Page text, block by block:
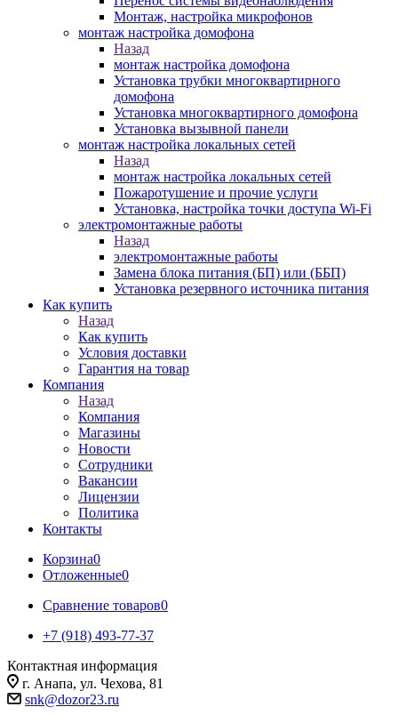
Монтаж, настройка микрофонов
монтаж настройка домофона
Назад
монтаж настройка домофона
Установка трубки многоквартирного
домофона
Установка многоквартирного домофона
Установка вызывной панели
монтаж настройка локальных сетей
Назад
монтаж настройка локальных сетей
Пожаротушение и прочие услуги
Установка, настройка точки доступа Wi-Fi
электромонтажные работы
Назад
электромонтажные работы
Замена блока питания (БП) или (ББП)
Установка резервного источника питания
Как купить
Назад
Как купить
Условия доставки
Гарантия на товар
Компания
Назад
Компания
Магазины
Новости
Сотрудники
Вакансии
Лицензии
Политика
Контакты
Корзина0
Отложенные0
Сравнение товаров0
+7 (918) 493-77-37
Контактная информация
г. Анапа, ул. Чехова, 81
snk@dozor23.ru